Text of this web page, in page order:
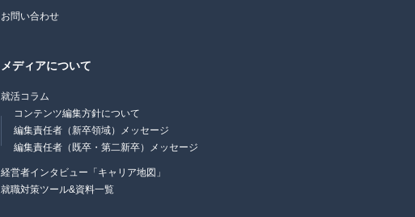
お問い合わせ
メディアについて
就活コラム
コンテンツ編集方針について
編集責任者（新卒領域）メッセージ
編集責任者（既卒・第二新卒）メッセージ
経営者インタビュー「キャリア地図」
就職対策ツール&資料一覧